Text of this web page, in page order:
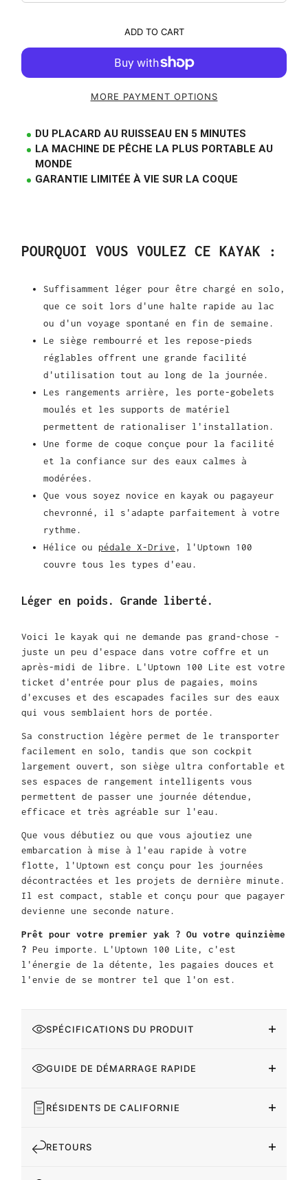
ADD TO CART
MORE PAYMENT OPTIONS
POURQUOI VOUS VOULEZ CE KAYAK :
Suffisamment léger pour être chargé en solo,
que ce soit lors d'une halte rapide au lac
ou d'un voyage spontané en fin de semaine.
Le siège rembourré et les repose-pieds
réglables offrent une grande facilité
d'utilisation tout au long de la journée.
Les rangements arrière, les porte-gobelets
moulés et les supports de matériel
permettent de rationaliser l'installation.
Une forme de coque conçue pour la facilité
et la confiance sur des eaux calmes à
modérées.
Que vous soyez novice en kayak ou pagayeur
chevronné, il s'adapte parfaitement à votre
rythme.
Hélice ou pédale X-Drive, l'Uptown 100
couvre tous les types d'eau.
Léger en poids. Grande liberté.
Voici le kayak qui ne demande pas grand-chose -
juste un peu d'espace dans votre coffre et un
après-midi de libre. L'Uptown 100 Lite est votre
ticket d'entrée pour plus de pagaies, moins
d'excuses et des escapades faciles sur des eaux
qui vous semblaient hors de portée.
Sa construction légère permet de le transporter
facilement en solo, tandis que son cockpit
largement ouvert, son siège ultra confortable et
ses espaces de rangement intelligents vous
permettent de passer une journée détendue,
efficace et très agréable sur l'eau.
Que vous débutiez ou que vous ajoutiez une
embarcation à mise à l'eau rapide à votre
flotte, l'Uptown est conçu pour les journées
décontractées et les projets de dernière minute.
Il est compact, stable et conçu pour que pagayer
devienne une seconde nature.
Prêt pour votre premier yak ? Ou votre quinzième
? Peu importe. L'Uptown 100 Lite, c'est
l'énergie de la détente, les pagaies douces et
l'envie de se montrer tel que l'on est.
DU PLACARD AU RUISSEAU EN 5 MINUTES
LA MACHINE DE PÊCHE LA PLUS PORTABLE AU
MONDE
GARANTIE LIMITÉE À VIE SUR LA COQUE
SPÉCIFICATIONS DU PRODUIT
GUIDE DE DÉMARRAGE RAPIDE
RÉSIDENTS DE CALIFORNIE
RETOURS